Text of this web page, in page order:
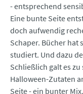
- entsprechend
Eine bunte Seite
doch aufwendig
Schaper. Bücher hat
studiert. Und dazu
Schließlich galt es
Halloween-Zutaten
Seite - ein bunter